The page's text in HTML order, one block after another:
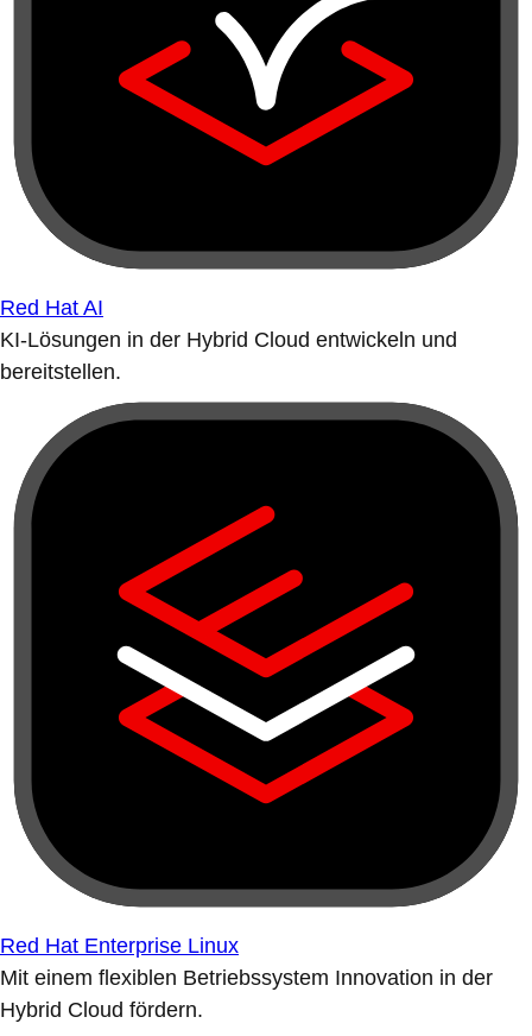
Red Hat AI
KI-Lösungen in der Hybrid Cloud entwickeln und
bereitstellen.
Red Hat Enterprise Linux
Mit einem flexiblen Betriebssystem Innovation in der
Hybrid Cloud fördern.